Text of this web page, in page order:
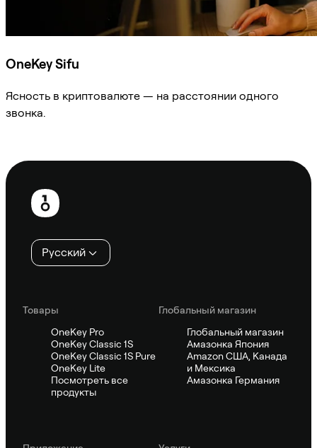
OneKey Sifu
Ясность в криптовалюте — на расстоянии одного
звонка.
Нижний
колонтитул
Русский
Товары
OneKey Pro
OneKey Classic 1S
OneKey Classic 1S Pure
OneKey Lite
Посмотреть все
продукты
Глобальный магазин
Глобальный магазин
Амазонка Япония
Amazon США, Канада
и Мексика
Амазонка Германия